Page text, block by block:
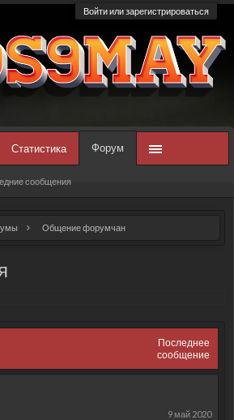
Войти или зарегистрироваться
Общение форумчан
Последнее
сообщение
9 май 2020
Статистика Форум
сообщения